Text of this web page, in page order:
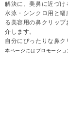
解決に、美鼻に近づけ
水泳・シンクロ用と幅
る美容用の鼻クリッ
介します。
自分にぴったりな鼻ク
本ページにはプロモーシ